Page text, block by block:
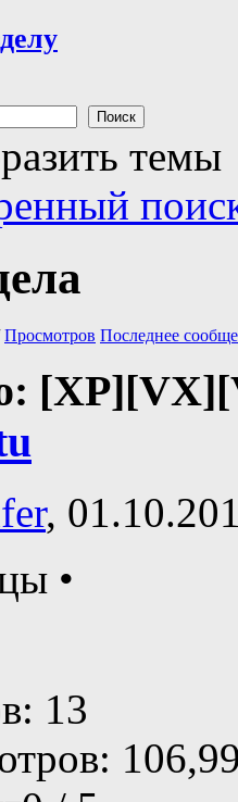
темы
Просмотров Последнее
,
•
13